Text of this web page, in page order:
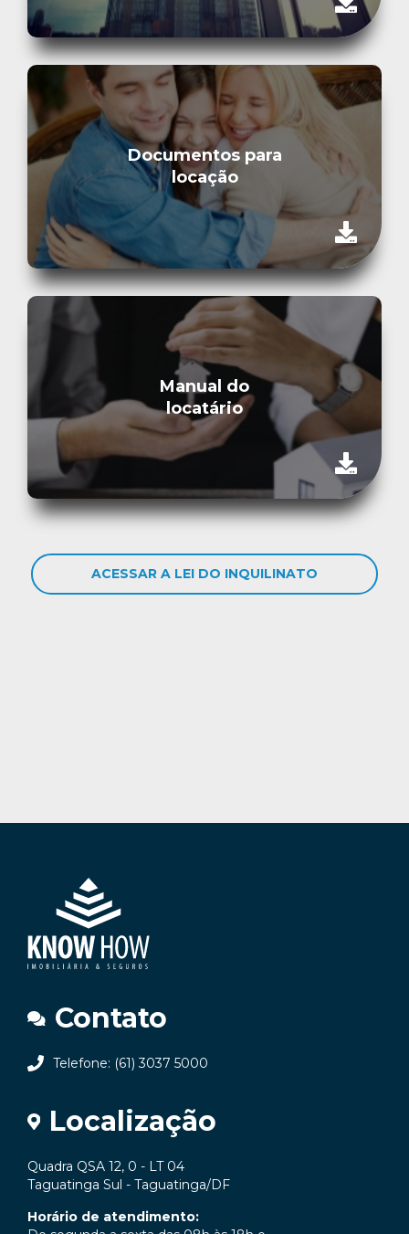
Documentos para
locação
Manual do
locatário
ACESSAR A LEI DO INQUILINATO
Contato
Telefone: (61) 3037 5000
Localização
Quadra QSA 12, 0 - LT 04
Taguatinga Sul - Taguatinga/DF
Horário de atendimento: